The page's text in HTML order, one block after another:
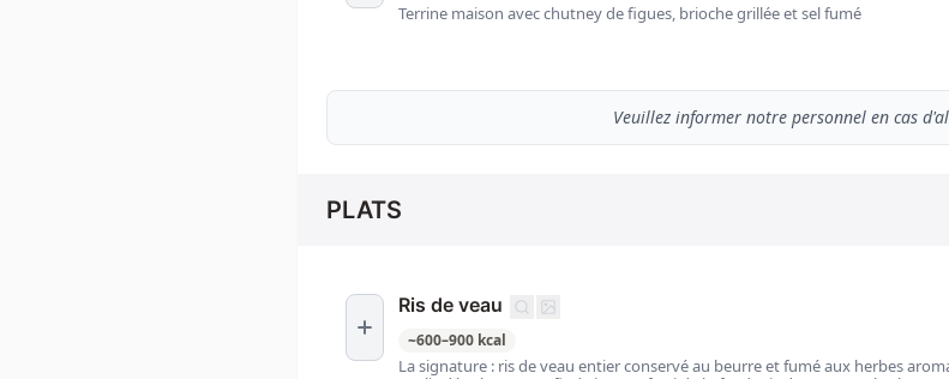
Terrine maison avec chutney de figues, brioche grillée et sel fumé
Veuillez informer notre personnel en cas
PLATS
Ris de veau
~600–900 kcal
La signature : ris de veau entier conservé au beurre et fumé aux herbes